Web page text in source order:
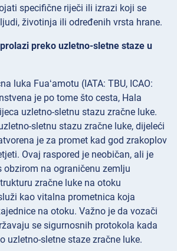
specifične riječi ili izrazi koji se
životinja ili određenih vrsta hrane.
preko uzletno-sletne staze u
luka Fuaʻamotu (IATA: TBU, ICAO:
je po tome što cesta, Hala
uzletno-sletnu stazu zračne luke.
sletnu stazu zračne luke, dijeleći
je za promet kad god zrakoplov
Ovaj raspored je neobičan, ali je
obzirom na ograničenu zemlju
zračne luke na otoku
kao vitalna prometnica koja
na otoku. Važno je da vozači
se sigurnosnih protokola kada
uzletno-sletne staze zračne luke.